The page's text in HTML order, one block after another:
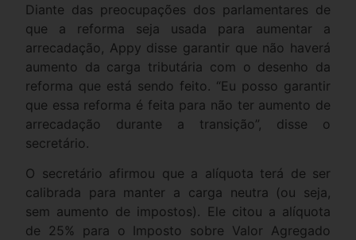
Diante das preocupações dos parlamentares de
que a reforma seja usada para aumentar a
arrecadação, Appy disse garantir que não haverá
aumento da carga tributária com o desenho da
reforma que está sendo feito. “Eu posso garantir
que essa reforma é feita para não ter aumento de
arrecadação durante a transição”, disse o
secretário.
O secretário afirmou que a alíquota terá de ser
calibrada para manter a carga neutra (ou seja,
sem aumento de impostos). Ele citou a alíquota
de 25% para o Imposto sobre Valor Agregado